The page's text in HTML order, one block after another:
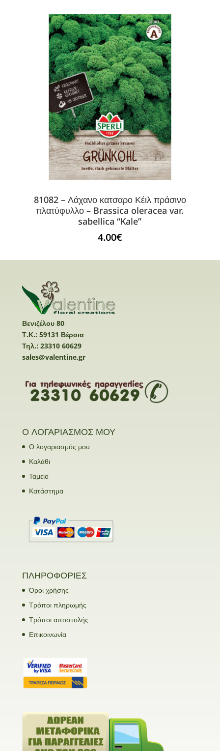
81082 – Λάχανο κατσαρο Κέιλ πράσινο
πλατύφυλλο – Brassica oleracea var.
sabellica “Kale”
4.00€
Βενιζέλου 80
Τ.Κ.: 59131 Βέροια
Τηλ.: 23310 60629
sales@valentine.gr
Ο ΛΟΓΑΡΙΑΣΜΟΣ ΜΟΥ
Ο λογαριασμός μου
Καλάθι
Ταμείο
Κατάστημα
ΠΛΗΡΟΦΟΡΙΕΣ
Όροι χρήσης
Τρόποι πληρωμής
Τρόποι αποστολής
Επικοινωνία